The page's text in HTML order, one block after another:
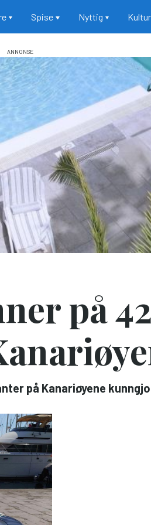
Spise Nyttig Kultur
på 42
på Kanariøyene